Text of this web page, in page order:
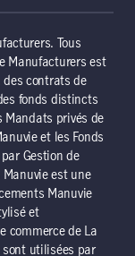
Tous
Manufacturers est
des contrats de
fonds distincts
Mandats privés de
et les Fonds
Gestion de
est une
Manuvie
et
commerce de La
sont utilisées par